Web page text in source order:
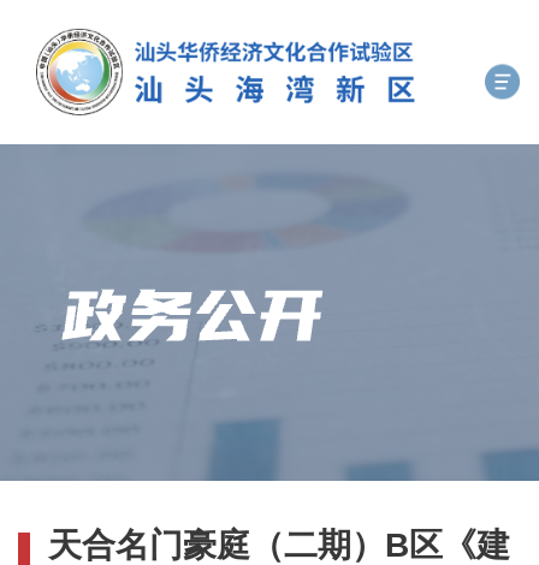
天合名门豪庭（二期）B区《建